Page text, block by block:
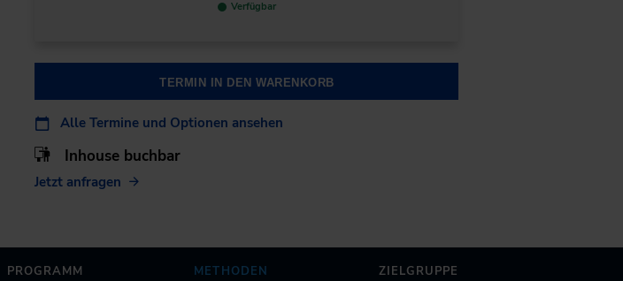
Verfügbar
TERMIN IN DEN WARENKORB
Alle Termine und Optionen ansehen
Inhouse buchbar
Jetzt anfragen
PROGRAMM METHODEN ZIELGRUPPE